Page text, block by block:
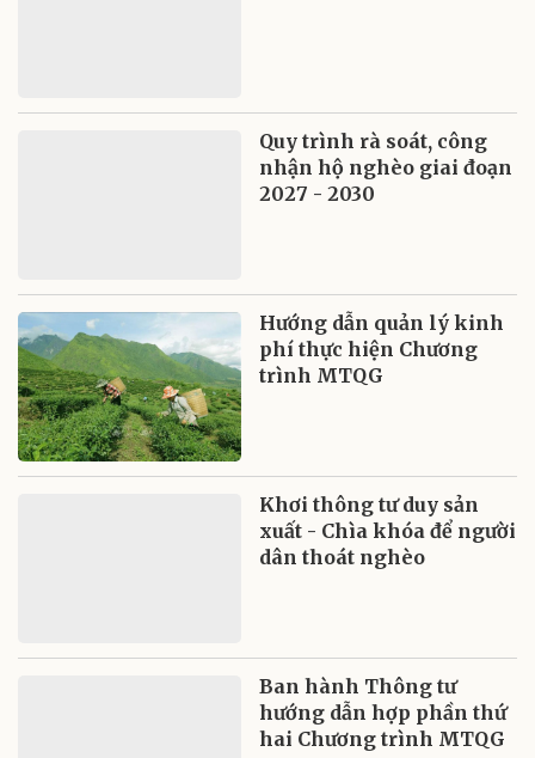
Quy trình rà soát, công
nhận hộ nghèo giai đoạn
2027 - 2030
Hướng dẫn quản lý kinh
phí thực hiện Chương
trình MTQG
Khơi thông tư duy sản
xuất - Chìa khóa để người
dân thoát nghèo
Ban hành Thông tư
hướng dẫn hợp phần thứ
hai Chương trình MTQG